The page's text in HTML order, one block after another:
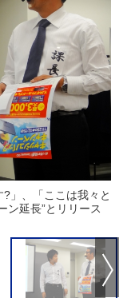
」、「ここは我々と
ン延長”とリリース